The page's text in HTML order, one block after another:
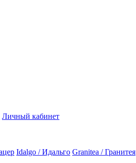
Личный кабинет
Idalgo / Идальго Granitea / Гранитея